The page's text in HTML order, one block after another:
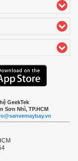
GeekTek
Sơn Nhì, TP.HCM